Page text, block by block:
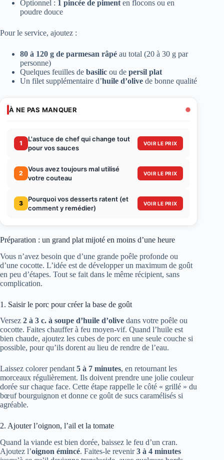
Optionnel : 1 pincée de piment en flocons ou en
poudre douce
Pour le service, ajoutez :
80 à 120 g de parmesan râpé au total (20 à 30 g par
personne)
Quelques feuilles de basilic ou de persil plat
Un filet supplémentaire d’huile d’olive de bonne qualité
À NE PAS MANQUER
1
L'astuce de chef qui change tout
pour vos sauces
VOIR LE PRIX
2
Vous avez toujours mal utilisé
votre couteau
VOIR LE PRIX
3
Pourquoi vos desserts ratent (et
comment y remédier)
VOIR LE PRIX
Préparation : un grand plat mijoté en moins d’une heure
Vous n’avez besoin que d’une grande poêle profonde ou
d’une cocotte. L’idée est de développer un maximum de goût
en peu d’étapes. Tout se fait dans le même récipient, sans
complication.
1. Saisir le porc pour créer la base de goût
Versez 2 à 3 c. à soupe d’huile d’olive dans votre poêle ou
cocotte. Faites chauffer à feu moyen-vif. Quand l’huile est
bien chaude, ajoutez les cubes de porc en une seule couche si
possible, pour qu’ils dorent au lieu de rendre de l’eau.
Laissez colorer pendant5 à 7 minutes, en retournant les
morceaux régulièrement. Ils doivent prendre une jolie couleur
dorée sur chaque face. Cette étape rappelle le côté « grillé » du
bœuf bourguignon et donne ce goût de sucs caramélisés si
agréable.
2. Ajouter l’oignon, l’ail et la tomate
Quand la viande est bien dorée, baissez le feu d’un cran.
Ajoutez l’oignon émincé. Faites-le revenir3 à 4 minutes